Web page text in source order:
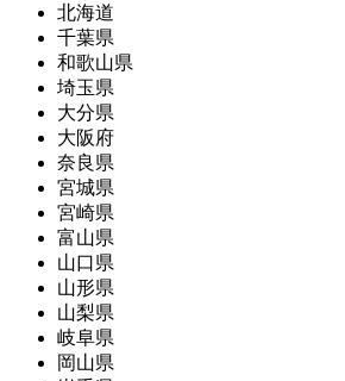
北海道
千葉県
和歌山県
埼玉県
大分県
大阪府
奈良県
宮城県
宮崎県
富山県
山口県
山形県
山梨県
岐阜県
岡山県